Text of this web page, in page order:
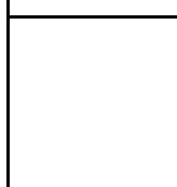
Длина - 80 см